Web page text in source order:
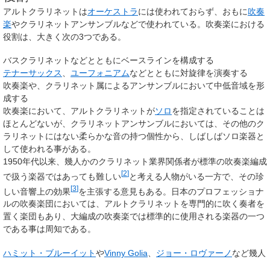
アルトクラリネットはオーケストラには使われておらず、おもに吹奏
楽やクラリネットアンサンブルなどで使われている。吹奏楽における
役割は、大きく次の3つである。
バスクラリネットなどとともにベースラインを構成する
テナーサックス
ユーフォニアムなどとともに対旋律を演奏する
吹奏楽や、クラリネット属によるアンサンブルにおいて中低音域を形
成する
吹奏楽において、アルトクラリネットがソロを指定されていることは
ほとんどないが、クラリネットアンサンブルにおいては、その他のク
ラリネットにはない柔らかな音の持つ個性から、しばしばソロ楽器と
して使われる事がある。
1950年代以来、幾人かのクラリネット業界関係者が標準の吹奏楽編成
で扱う楽器ではあっても難しい[2] と考える人物がいる一方で、その珍
しい音響上の効果[3]を主張する意見もある。日本のプロフェッショナ
ルの吹奏楽団においては、アルトクラリネットを専門的に吹く奏者を
置く楽団もあり、大編成の吹奏楽では標準的に使用される楽器の一つ
である事は周知である。
ハミット・ブルーイットやVinny Golia ジョー・ロヴァーノ など幾人